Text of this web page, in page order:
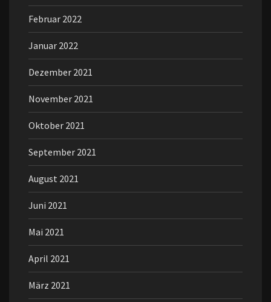
Februar 2022
Januar 2022
Dezember 2021
November 2021
Oktober 2021
September 2021
August 2021
Juni 2021
Mai 2021
April 2021
März 2021